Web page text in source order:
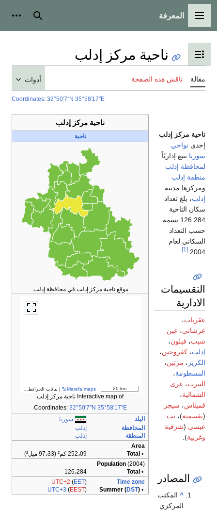
القائمة الرئيسية
المعرفة بحث
تبديل عرض جدول المحتويات
ناحية مركز إدلب
مقالة ناقش هذه الصفحة أدوات
Coordinates: 32°50′7″N 35°58′17″E
ناحية مركز إدلب
ناحية
موقع ناحية مركز إدلب في محافظة إدلب.
20 km
Marefa maps | بيانات الخرائط ©
Interactive map of ناحية مركز إدلب
Coordinates: 32°50′7″N 35°58′17″E
البلد
سوريا
المحافظة
إدلب
المنطقة
إدلب
Area
• Total
252٫09 كم² (97٫33 ميل²)
Population (2004)
• Total
126٫284
Time zone
UTC+2 (EET)
• Summer (
DST)
UTC+3 (EEST)
ناحية مركز إدلب
إحدى نواحي
سوريا تتبع إداريّاً
لمحافظة إدلب
منطقة إدلب
ومركزها مدينة
إدلب، بلغ تعداد
سكان الناحية
126.284 نسمة
حسب التعداد
السكاني لعام
2004.
[1]
التقسيمات
الادارية
عقربات،
عرشاني، عين
شيب، فيلون،
إدلب، كفروحين،
الكريز ، مرتين،
المسطومة،
النيرب، عرى
الشمالية،
قميناس، سيجر
(بقسمتة)، تب
عيسى (شرقية
وغربية).
المصادر
^ المكتب
المركزي